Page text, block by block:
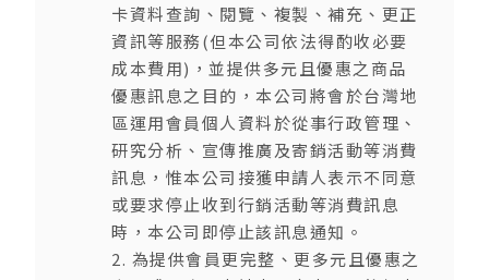
卡資料查詢、閱覽、複製、補充、更正
資訊等服務(但本公司依法得酌收必要
成本費用)，並提供多元且優惠之商品
優惠訊息之目的，本公司將會於台灣地
區運用會員個人資料於從事行政管理、
研究分析、宣傳推廣及寄銷活動等消費
訊息，惟本公司接獲申請人表示不同意
或要求停止收到行銷活動等消費訊息
時，本公司即停止該訊息通知。
2. 為提供會員更完整、更多元且優惠之